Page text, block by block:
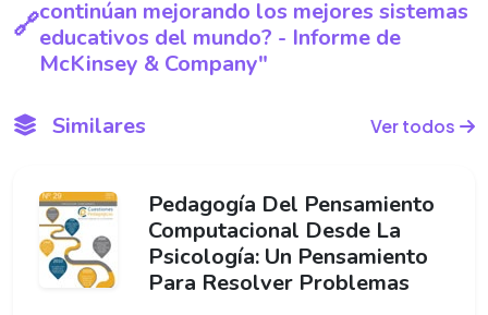
continúan mejorando los mejores sistemas
educativos del mundo? - Informe de
McKinsey & Company"
Similares Ver todos
Pedagogía Del Pensamiento
Computacional Desde La
Psicología: Un Pensamiento
Para Resolver Problemas